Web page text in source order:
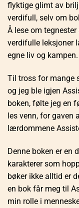
flyktige glimt av
verdifull, selv om
Å lese om
verdifulle leksjoner
egne liv og kampen.
Til tross for mange
og jeg ble igjen
boken, følte jeg en
les venn, for gaven
lærdommene
Denne boken er en
karakterer som
bøker ikke alltid er
en bok får meg til
min rolle i